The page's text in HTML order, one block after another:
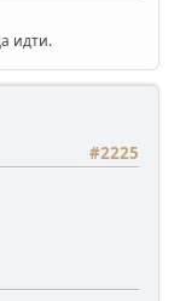
идти.
#2225